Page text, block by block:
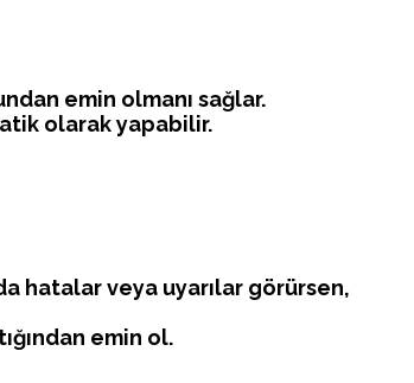
emin olmanı sağlar.
olarak yapabilir.
hatalar veya uyarılar görürsen,
emin ol.